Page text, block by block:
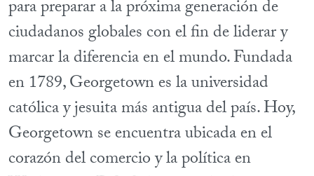
para preparar a la próxima generación de
ciudadanos globales con el fin de liderar y
marcar la diferencia en el mundo. Fundada
en 1789, Georgetown es la universidad
católica y jesuita más antigua del país. Hoy,
Georgetown se encuentra ubicada en el
corazón del comercio y la política en